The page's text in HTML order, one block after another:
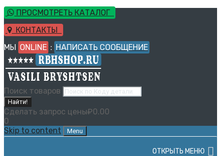
ПРОСМОТРЕТЬ КАТАЛОГ
КОНТАКТЫ
МЫ ONLINE : НАПИСАТЬ СООБЩЕНИЕ
Поиск товаров
Найти!
Сделать запрос цены₽0.00
0
Skip to content
Menu
ОТКРЫТЬ МЕНЮ